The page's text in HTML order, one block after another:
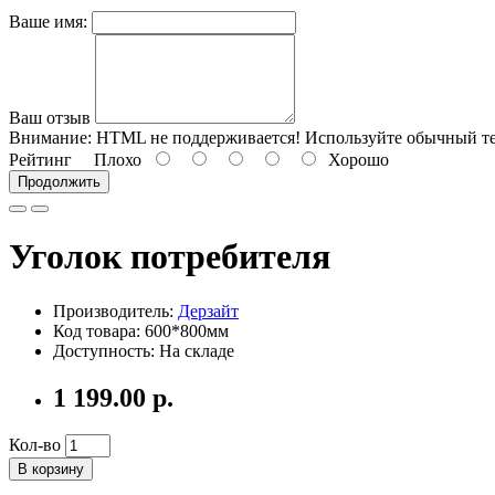
Ваше имя:
Ваш отзыв
Внимание: HTML не поддерживается! Используйте обычный
Рейтинг Плохо Хорошо
Продолжить
Уголок потребителя
Производитель: Дерзайт
Код товара: 600*800мм
Доступность: На складе
1 199.00 р.
Кол-во
В корзину